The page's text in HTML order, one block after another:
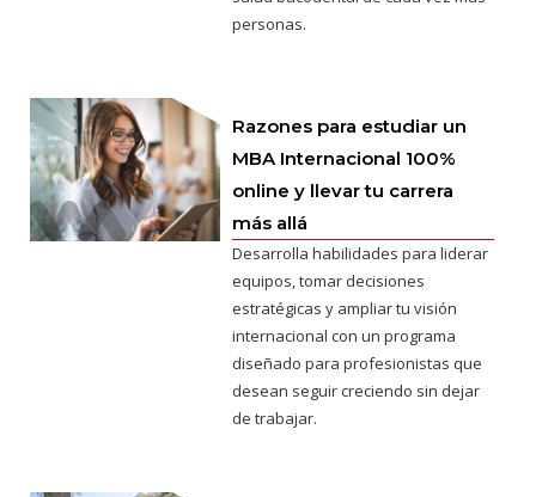
personas.
Razones para estudiar un
MBA Internacional 100%
online y llevar tu carrera
más allá
Desarrolla habilidades para liderar
equipos, tomar decisiones
estratégicas y ampliar tu visión
internacional con un programa
diseñado para profesionistas que
desean seguir creciendo sin dejar
de trabajar.